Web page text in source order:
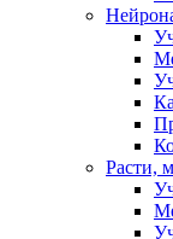
Расти,